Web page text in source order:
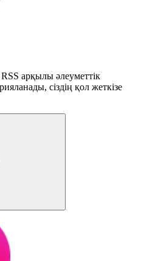
арқылы әлеуметтік
сіздің қол жеткізе